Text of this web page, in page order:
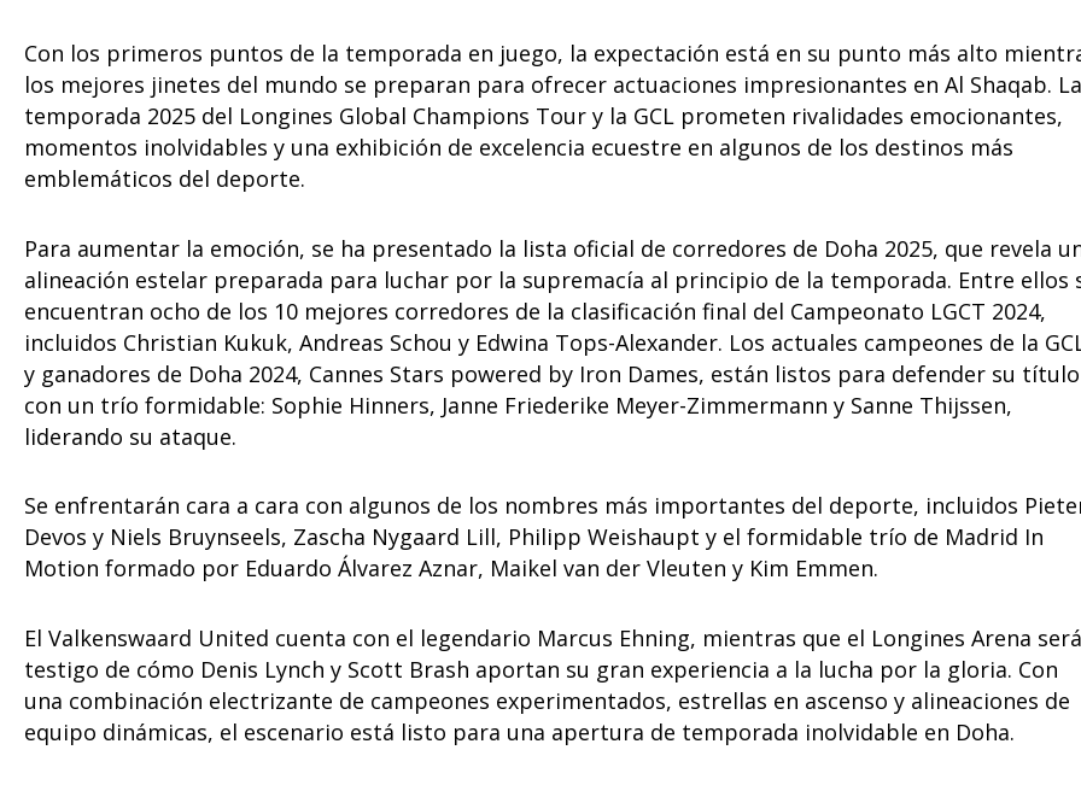
Con los primeros puntos de la temporada en juego, la expectación está en su punto más alto
los mejores jinetes del mundo se preparan para ofrecer actuaciones impresionantes en Al Shaqab. La
temporada 2025 del Longines Global Champions Tour y la GCL prometen rivalidades emocionantes,
momentos inolvidables y una exhibición de excelencia ecuestre en algunos de los destinos más
emblemáticos del deporte.
Para aumentar la emoción, se ha presentado la lista oficial de corredores de Doha 2025, que revela
alineación estelar preparada para luchar por la supremacía al principio de la temporada. Entre ellos
encuentran ocho de los 10 mejores corredores de la clasificación final del Campeonato LGCT 2024,
incluidos Christian Kukuk, Andreas Schou y Edwina Tops-Alexander. Los actuales campeones de la
y ganadores de Doha 2024, Cannes Stars powered by Iron Dames, están listos para defender su título
con un trío formidable: Sophie Hinners, Janne Friederike Meyer-Zimmermann y Sanne Thijssen,
liderando su ataque.
Se enfrentarán cara a cara con algunos de los nombres más importantes del deporte, incluidos
Devos y Niels Bruynseels, Zascha Nygaard Lill, Philipp Weishaupt y el formidable trío de Madrid In
Motion formado por Eduardo Álvarez Aznar, Maikel van der Vleuten y Kim Emmen.
El Valkenswaard United cuenta con el legendario Marcus Ehning, mientras que el Longines Arena será
testigo de cómo Denis Lynch y Scott Brash aportan su gran experiencia a la lucha por la gloria. Con
una combinación electrizante de campeones experimentados, estrellas en ascenso y alineaciones de
equipo dinámicas, el escenario está listo para una apertura de temporada inolvidable en Doha.